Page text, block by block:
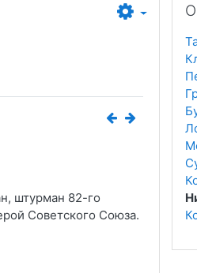
, штурман 82-го
Советского Союза.